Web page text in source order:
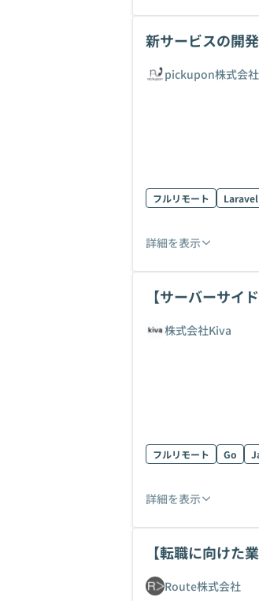
新サービスの開
ニア募集！
pickupon株式会社
フルリモート Laravel
詳細を表示
【サーバーサイ
株式会社Kiva
フルリモート Go
詳細を表示
【転職に向けた
Route株式会社